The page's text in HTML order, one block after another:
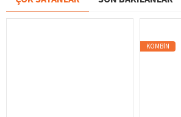
KOMBIN